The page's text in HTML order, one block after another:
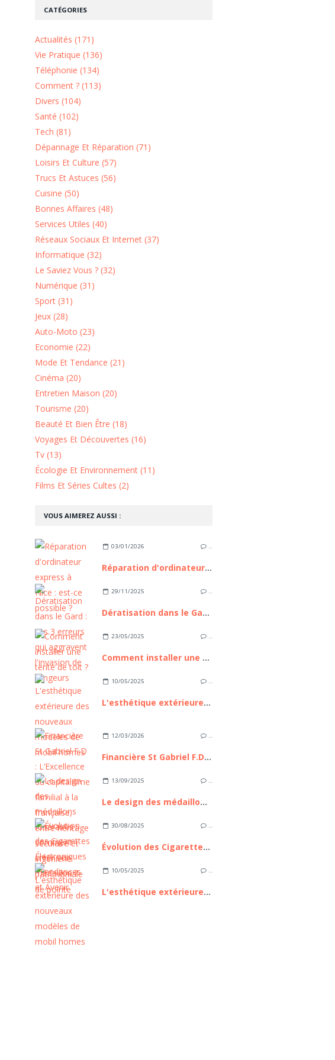
VOUS AIMEREZ AUSSI :
03/01/2026 …
Réparation d'ordinateur express à Nice : est-ce possible ?
29/11/2025 …
Dératisation dans le Gard : ces 3 erreurs qui aggravent l'invasion de rongeurs
23/05/2025 …
Comment installer une tente de toit ?
10/05/2025 …
L'esthétique extérieure des nouveaux modèles de mobil homes
12/03/2026 …
Financière St Gabriel F.D : L’Excellence du capitalisme familial à la française, entre héritage séculaire et ingénierie patrimoniale de pointe
13/09/2025 …
Le design des médaillons funéraires : comment créer son médaillon ?
30/08/2025 …
Évolution des Cigarettes Électroniques : Tendances et Avenir
10/05/2025 …
L'esthétique extérieure des nouveaux modèles de mobil homes
CATÉGORIES
Actualités (171)
Vie Pratique (136)
Téléphonie (134)
Comment ? (113)
Divers (104)
Santé (102)
Tech (81)
Dépannage Et Réparation (71)
Loisirs Et Culture (57)
Trucs Et Astuces (56)
Cuisine (50)
Bonnes Affaires (48)
Services Utiles (40)
Réseaux Sociaux Et Internet (37)
Informatique (32)
Le Saviez Vous ? (32)
Numérique (31)
Sport (31)
Jeux (28)
Auto-Moto (23)
Economie (22)
Mode Et Tendance (21)
Cinéma (20)
Entretien Maison (20)
Tourisme (20)
Beauté Et Bien Être (18)
Voyages Et Découvertes (16)
Tv (13)
Écologie Et Environnement (11)
Films Et Séries Cultes (2)